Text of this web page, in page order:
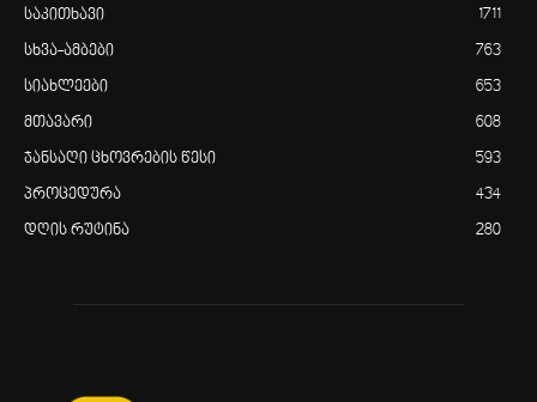
საკითხავი 1711
სხვა-ამბები 763
სიახლეები 653
მთავარი 608
ჯანსაღი ცხოვრების წესი 593
პროცედურა 434
დღის რუტინა 280